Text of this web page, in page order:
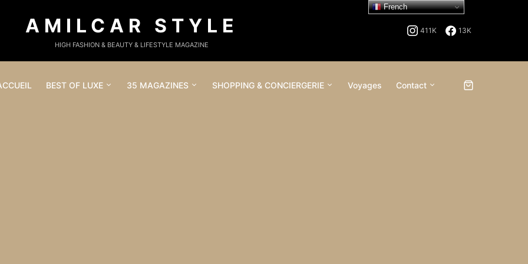
AMILCAR STYLE
HIGH FASHION & BEAUTY & LIFESTYLE MAGAZINE
411K 13K
BEST OF LUXE 35 MAGAZINES SHOPPING & CONCIERGERIE Voyages Contact
French